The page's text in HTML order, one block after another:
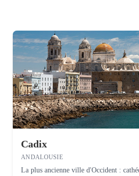
Cadix
ANDALOUSIE
La plus ancienne ville d'Occident :